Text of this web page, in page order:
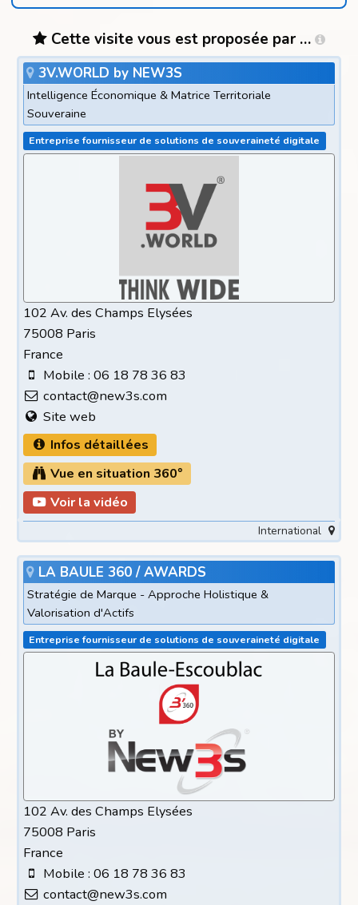
Cette visite vous est proposée par …
3V.WORLD by NEW3S
Intelligence Économique & Matrice Territoriale
Souveraine
Entreprise fournisseur de solutions de souveraineté digitale
102 Av. des Champs Elysées
75008 Paris
France
Mobile : 06 18 78 36 83
contact@new3s.com
Site web
Infos détaillées
Vue en situation 360°
Voir la vidéo
International
LA BAULE 360 / AWARDS
Stratégie de Marque - Approche Holistique &
Valorisation d'Actifs
Entreprise fournisseur de solutions de souveraineté digitale
102 Av. des Champs Elysées
75008 Paris
France
Mobile : 06 18 78 36 83
contact@new3s.com